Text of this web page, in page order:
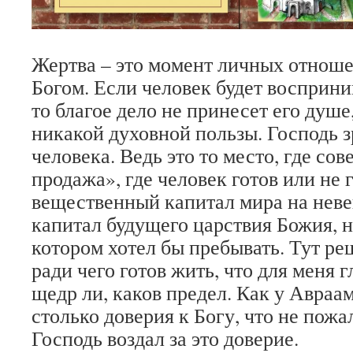
Жертва – это момент личных
Богом. Если человек будет
то благое дело не принесет его
никакой духовной пользы. Господь
человека. Ведь это то место, где
продажа», где человек готов или не
вещественный капитал мира на
капитал будущего царствия Божия,
котором хотел бы пребывать. Тут
ради чего готов жить, что для меня
щедр ли, каков предел. Как у
столько доверия к Богу, что не
Господь воздал за это доверие.